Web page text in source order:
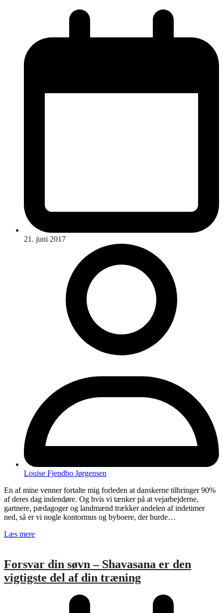
21. juni 2017
Louise Fjendbo Jørgensen
En af mine venner fortalte mig forleden at danskerne tilbringer 90%
af deres dag indendøre. Og hvis vi tænker på at vejarbejderne,
gartnere, pædagoger og landmænd trækker andelen af indetimer
ned, så er vi nogle kontormus og byboere, der burde…
Læs mere
Forsvar din søvn – Shavasana er den
vigtigste del af din træning